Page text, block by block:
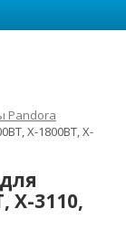
Pandora
X-1800BT, X-
X-3110,